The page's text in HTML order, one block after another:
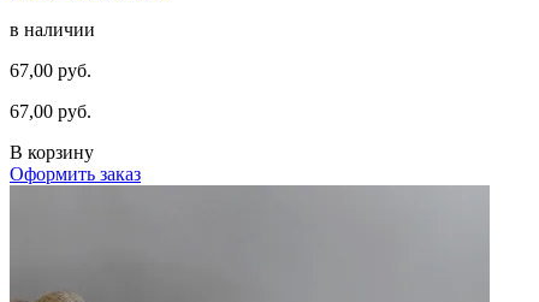
в наличии
67,00 руб.
67,00 руб.
В корзину
Оформить заказ